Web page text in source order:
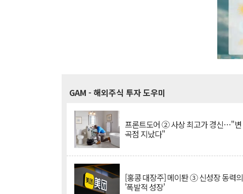
GAM - 해외주식 투자 도우미
프론트도어 ② 사상 최고가 경신…"변
곡점 지났다"
[홍콩 대장주] 메이퇀 ③ 신성장 동력의
'폭발적 성장'